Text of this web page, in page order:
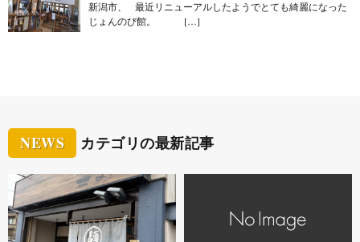
新潟市、 最近リニューアルしたようでとても綺麗になった
じょんのび館。 […]
NEWS カテゴリの最新記事